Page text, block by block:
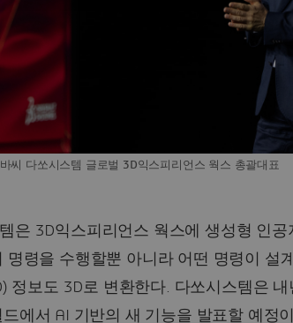
씨 다쏘시스템 글로벌 3D익스피리언스 웍스 총괄대표
은 3D익스피리언스 웍스에 생성형 인공
명령을 수행할뿐 아니라 어떤 명령이 설
정보도 3D로 변환한다. 다쏘시스템은 내
에서 AI 기반의 새 기능을 발표할 예정